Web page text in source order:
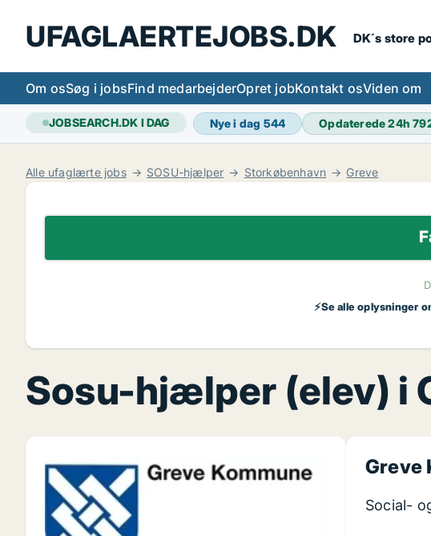
UFAGLAERTEJOBS.DK DK´s store
Om osSøg i jobsFind medarbejderOpret jobKontakt osViden om
JOBSEARCH.DK I DAG Nye i dag 544 Opdaterede 24h
Alle ufaglærte jobs SOSU-hjælper Storkøbenhavn Greve
⚡Se alle oplysninger
Sosu-hjælper (elev) i
Greve
Social-